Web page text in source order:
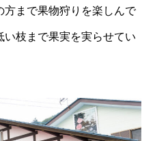
方まで果物狩りを楽しんで
枝まで果実を実らせてい